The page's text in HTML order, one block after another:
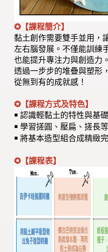
✪【課程簡介】
黏土創作需要雙手並用，
左右腦發展。不僅能訓練
也能提升專注力與創造力。
透過一步步的堆疊與塑形
從無到有的成就感！
✪【課程方式及特色】
￭ 認識輕黏土的特性與基
￭ 學習搓圓、壓扁、搓長
￭ 將基本造型組合成精緻
✪【課程表】